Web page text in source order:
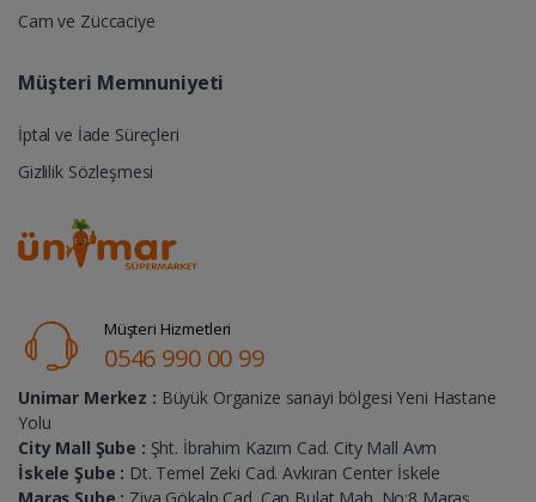
Cam ve Züccaciye
Müşteri Memnuniyeti
İptal ve İade Süreçleri
Gizlilik Sözleşmesi
Müşteri Hizmetleri
0546 990 00 99
Unimar Merkez : Büyük Organize sanayi bölgesi Yeni Hastane
Yolu
City Mall Şube : Şht. İbrahim Kazım Cad. City Mall Avm
İskele Şube : Dt. Temel Zeki Cad. Avkıran Center İskele